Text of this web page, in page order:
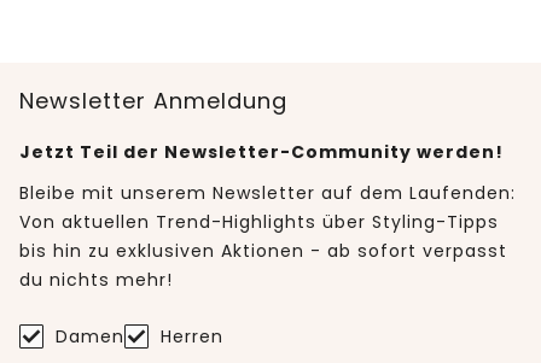
Newsletter Anmeldung
Jetzt Teil der Newsletter-Community werden!
Bleibe mit unserem Newsletter auf dem Laufenden:
Von aktuellen Trend-Highlights über Styling-Tipps
bis hin zu exklusiven Aktionen - ab sofort verpasst
du nichts mehr!
Damen Herren